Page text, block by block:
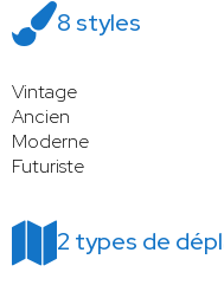
8 styles
Vintage
Ancien
Moderne
Futuriste
2 types de